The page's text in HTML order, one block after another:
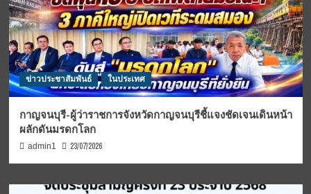
ข่าวประชาสัมพันธ์ ในประเทศ
กาญจนบุรี-ผู้ว่าราชการจังหวัดกาญจนบุรีชี้แจงชัดเจนเดินหน้า
ผลักดันมรดกโลก
admin1 23/07/2026